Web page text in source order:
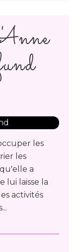
les
les
a
lui laisse la
activités